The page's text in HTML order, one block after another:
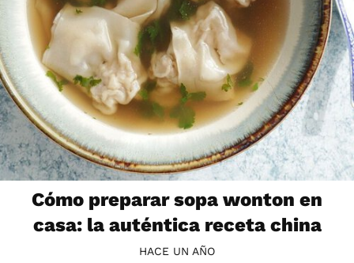
Cómo preparar sopa wonton en
casa: la auténtica receta china
HACE UN AÑO